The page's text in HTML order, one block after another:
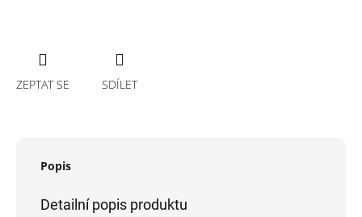
ZEPTAT SE SDÍLET
Popis
Detailní popis produktu